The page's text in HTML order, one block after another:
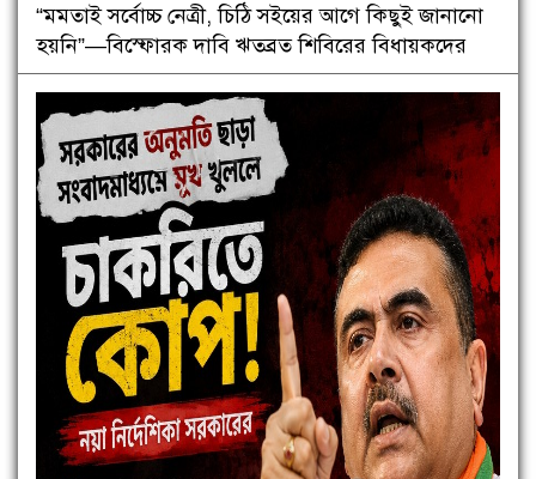
“মমতাই সর্বোচ্চ নেত্রী, চিঠি সইয়ের আগে কিছুই জানানো
হয়নি”—বিস্ফোরক দাবি ঋতব্রত শিবিরের বিধায়কদের